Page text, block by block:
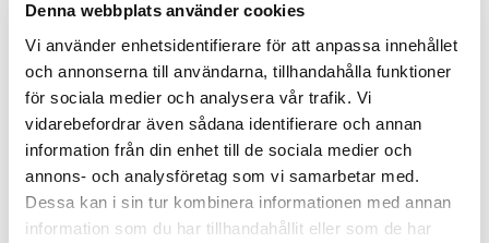
Denna webbplats använder cookies
Vi använder enhetsidentifierare för att anpassa innehållet
och annonserna till användarna, tillhandahålla funktioner
för sociala medier och analysera vår trafik. Vi
vidarebefordrar även sådana identifierare och annan
information från din enhet till de sociala medier och
annons- och analysföretag som vi samarbetar med.
Dessa kan i sin tur kombinera informationen med annan
information som du har tillhandahållit eller som de har
Se mer
Produktdetaljer
Recensioner